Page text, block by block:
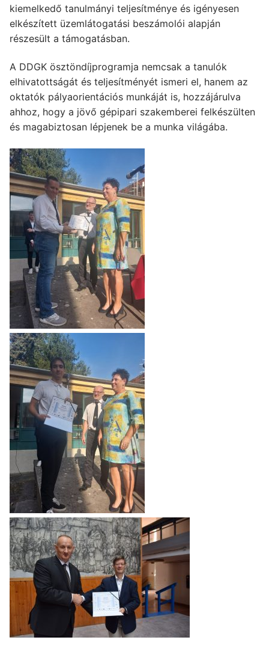
kiemelkedő tanulmányi teljesítménye és igényesen
elkészített üzemlátogatási beszámolói alapján
részesült a támogatásban.
A DDGK ösztöndíjprogramja nemcsak a tanulók
elhivatottságát és teljesítményét ismeri el, hanem az
oktatók pályaorientációs munkáját is, hozzájárulva
ahhoz, hogy a jövő gépipari szakemberei felkészülten
és magabiztosan lépjenek be a munka világába.